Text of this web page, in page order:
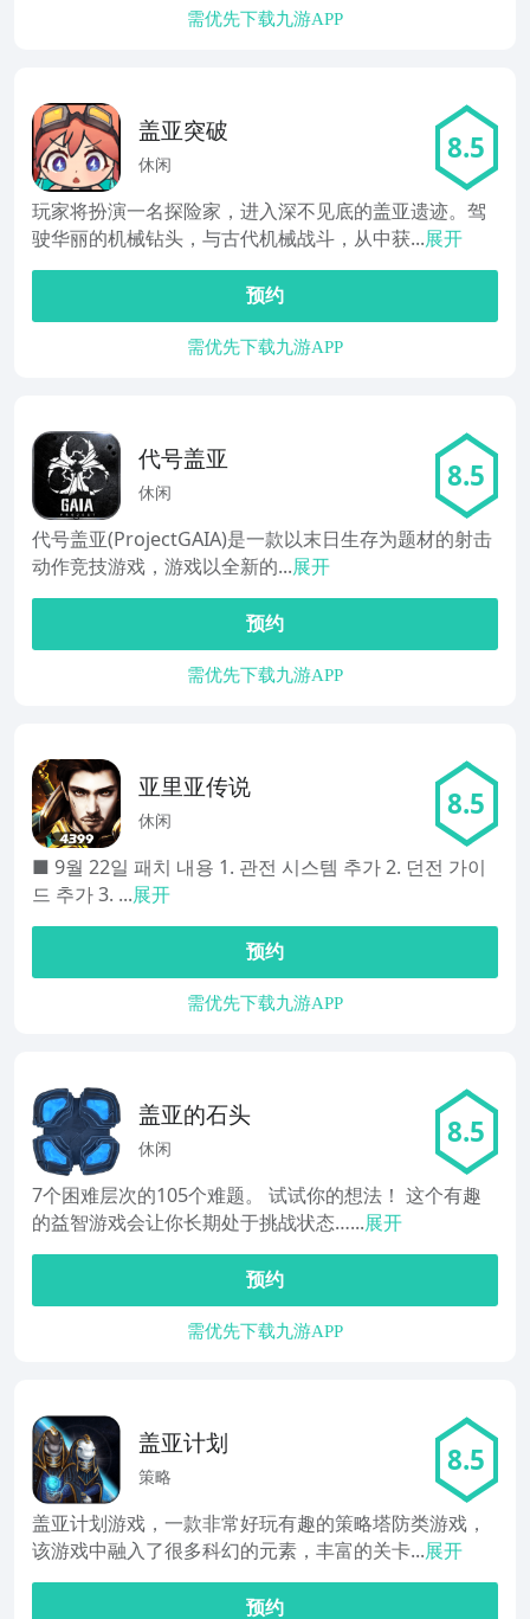
需优先下载九游APP
盖亚突破
休闲 8.5
玩家将扮演一名探险家，进入深不见底的盖亚遗迹。驾
驶华丽的机械钻头，与古代机械战斗，从中获...展开
预约
需优先下载九游APP
代号盖亚
休闲 8.5
代号盖亚(ProjectGAIA)是一款以末日生存为题材的射击
动作竞技游戏，游戏以全新的...展开
预约
需优先下载九游APP
亚里亚传说
休闲 8.5
■ 9월 22일 패치 내용 1. 관전 시스템 추가 2. 던전 가이
드 추가 3. ...展开
预约
需优先下载九游APP
盖亚的石头
休闲 8.5
7个困难层次的105个难题。 试试你的想法！ 这个有趣
的益智游戏会让你长期处于挑战状态…...展开
预约
需优先下载九游APP
盖亚计划
策略 8.5
盖亚计划游戏，一款非常好玩有趣的策略塔防类游戏，
该游戏中融入了很多科幻的元素，丰富的关卡...展开
预约